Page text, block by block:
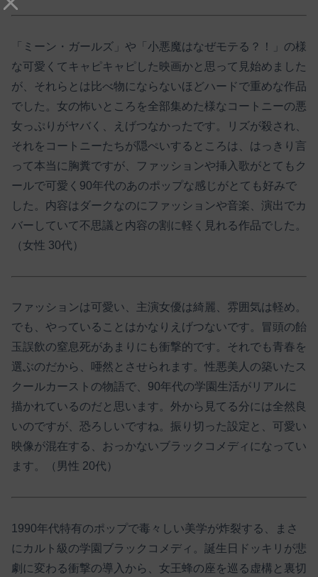
「ミーン・ガールズ」や「小悪魔はなぜモテる？！」の様
な可愛くてキャピキャピした映画かと思って見始めました
が、それらとは比べ物にならないほどハードで重めな作品
でした。女の怖いところを全部集めた様なコートニーの悪
女っぷりがヤバく、えげつなかったです。リズが殺され、
それをコートニーたちが隠ぺいするところは、はっきり言
って本当に胸糞ですが、ファッションや挿入歌がとてもク
ールで可愛く90年代のあのポップな感じがとても好みで
した。内容はダークなのにファッションや音楽、演出でカ
バーしていて不思議と内容の割に軽く見れる作品でした。
（女性 30代）
ファッションは可愛い、主演女優は綺麗、雰囲気は軽め。
でも、やっていることはかなりえげつないです。冒頭の飴
玉誤飲の窒息死があまりにも衝撃的です。それでも青春を
選ぶのだから、唖然とさせられます。性悪美人の築いたス
クールカーストの物語で、90年代の学園生活がリアルに
描かれているのだと思います。外から見てる分には全然良
いのですが、恐ろしいですね。振り切った設定と、可愛い
映像が混在する、おっかないブラックコメディになってい
ます。（男性 20代）
1990年代特有のポップで毒々しい美学が炸裂する、まさ
にカルト級の学園ブラックコメディ。誕生日ドッキリが悲
劇に変わる衝撃の導入から、女王蜂の座を巡る虚構と裏切